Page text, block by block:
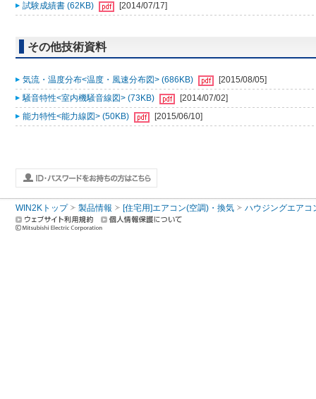
試験成績書 (62KB) [2014/07/17]
その他技術資料
気流・温度分布<温度・風速分布図> (686KB)
[2015/08/05]
騒音特性<室内機騒音線図> (73KB)
[2014/07/02]
能力特性<能力線図> (50KB)
[2015/06/10]
WIN2Kトップ 製品情報 [住宅用]エアコン(空調)・換気 ハウジングエアコ